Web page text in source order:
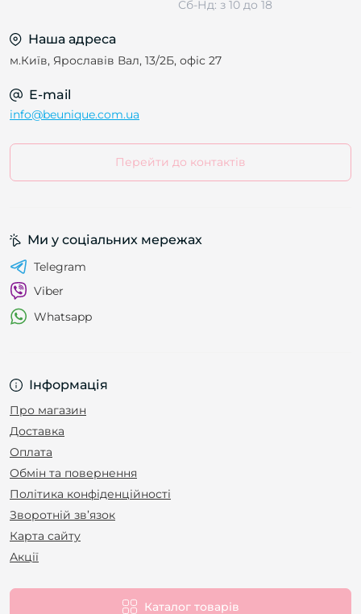
Сб-Нд: з 10 до 18
Наша адреса
м.Київ, Ярославів Вал, 13/2Б, офіс 27
E-mail
info@beunique.com.ua
Перейти до контактів
Інформація
Про магазин
Доставка
Оплата
Обмін та повернення
Політика конфіденційності
Зворотній зв’язок
Карта сайту
Акції
Каталог товарів
Ми у соціальних мережах
Telegram
Viber
Whatsapp